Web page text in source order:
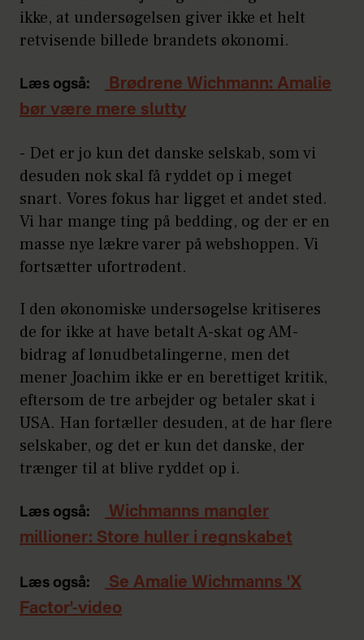
ikke, at undersøgelsen giver ikke et helt
retvisende billede brandets økonomi.
Læs også:
Brødrene Wichmann: Amalie
bør være mere slutty
- Det er jo kun det danske selskab, som vi
desuden nok skal få ryddet op i meget
snart. Vores fokus har ligget et andet sted.
Vi har mange ting på bedding, og der er en
masse nye lækre varer på webshoppen. Vi
fortsætter ufortrødent.
I den økonomiske undersøgelse kritiseres
de for ikke at have betalt A-skat og AM-
bidrag af lønudbetalingerne, men det
mener Joachim ikke er en berettiget kritik,
eftersom de tre arbejder og betaler skat i
USA. Han fortæller desuden, at de har flere
selskaber, og det er kun det danske, der
trænger til at blive ryddet op i.
Læs også:
Wichmanns mangler
millioner: Store huller i regnskabet
Læs også:
Se Amalie Wichmanns 'X
Factor'-video